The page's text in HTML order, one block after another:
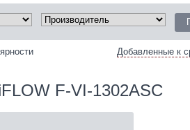
Добавленные к
F-VI-1302ASC